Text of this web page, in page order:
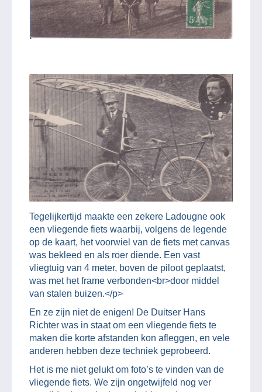
Tegelijkertijd maakte een zekere Ladougne ook
een vliegende fiets waarbij, volgens de legende
op de kaart, het voorwiel van de fiets met canvas
was bekleed en als roer diende. Een vast
vliegtuig van 4 meter, boven de piloot geplaatst,
was met het frame verbonden<br>door middel
van stalen buizen.</p>
En ze zijn niet de enigen! De Duitser Hans
Richter was in staat om een vliegende fiets te
maken die korte afstanden kon afleggen, en vele
anderen hebben deze techniek geprobeerd.
Het is me niet gelukt om foto’s te vinden van de
vliegende fiets. We zijn ongetwijfeld nog ver